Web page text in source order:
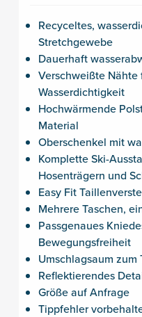
Recyceltes,
Stretchgewebe
Dauerhaft
Verschweißte
Wasserdichtigkeit
Hochwärmende
Material
Oberschenkel mit
Komplette Ski-
Hosenträgern und
Easy Fit
Mehrere Taschen,
Passgenaues
Bewegungsfreiheit
Umschlagsaum zum
Reflektierendes
Größe auf Anfrage
Tippfehler